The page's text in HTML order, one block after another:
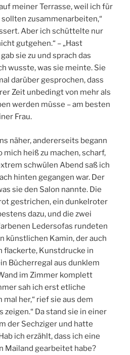
meiner Terrasse, weil ich für
zusammenarbeiten,“
Aber ich schüttelte nur
gutgehen.“ – „Hast
sie zu und sprach das
wusste, was sie meinte. Sie
darüber gesprochen, dass
Zeit unbedingt von mehr als
werden müsse – am besten
Frau.
näher, andererseits begann
mich heiß zu machen, scharf,
schwülen Abend saß ich
hinten gegangen war. Der
sie den Salon nannte. Die
gestrichen, ein dunkelroter
dazu, und die zwei
Ledersofas rundeten
künstlichen Kamin, der auch
flackerte, Kunstdrucke in
Bücherregal aus dunklem
im Zimmer komplett
sah ich erst etliche
mal her,“ rief sie aus dem
zeigen.“ Da stand sie in einer
der Sechziger und hatte
ich erzählt, dass ich eine
Mailand gearbeitet habe?